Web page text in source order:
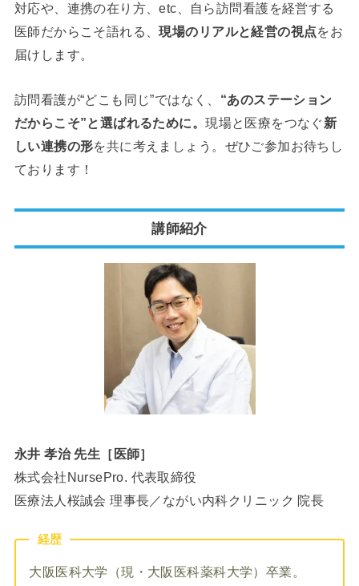
対応や、連携の在り方、etc、自ら訪問看護を経営する
医師だからこそ語れる、現場のリアルと経営の視点をお
届けします。
訪問看護が“どこも同じ”ではなく、 “あのステーション
だからこそ”と選ばれるために。現場と医療をつなぐ新
しい連携の形を共に考えましょう。ぜひご参加お待ちし
ております！
講師紹介
永井 孝治 先生［医師］
株式会社NursePro. 代表取締役
医療法人桜誠会 理事長／ながい内科クリニック 院長
経歴
大阪医科大学（現・大阪医科薬科大学）卒業。